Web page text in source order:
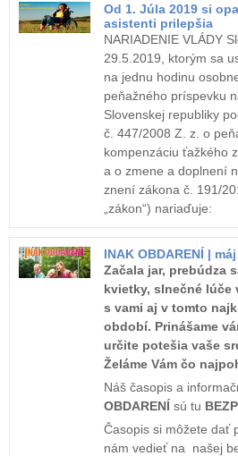
Od 1. Júla 2019 si
asistenti prilepšia
NARIADENIE VLÁDY
29.5.2019, ktorým sa
na jednu hodinu
peňažného príspevku
Slovenskej republiky
č. 447/2008 Z. z. o
kompenzáciu ťažkého
a o zmene a doplnení
znení zákona č. 191/
„zákon“) nariaďuje:
INAK OBDARENÍ |
Začala jar, prebúdza
kvietky, slnečné lúče
s vami aj v tomto
období. Prinášame
určite potešia vaše
Želáme Vám čo
Náš časopis a
OBDARENÍ sú tu
Časopis si môžete dať
nám vedieť na našej